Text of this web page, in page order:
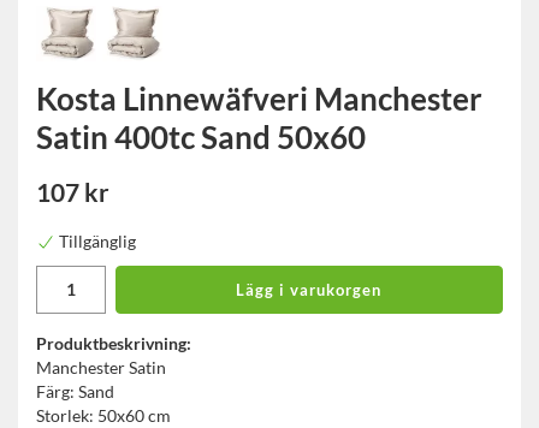
Kosta Linnewäfveri Manchester
Satin 400tc Sand 50x60
107 kr
Tillgänglig
Lägg i varukorgen
Produktbeskrivning:
Manchester Satin
Färg: Sand
Storlek: 50x60 cm